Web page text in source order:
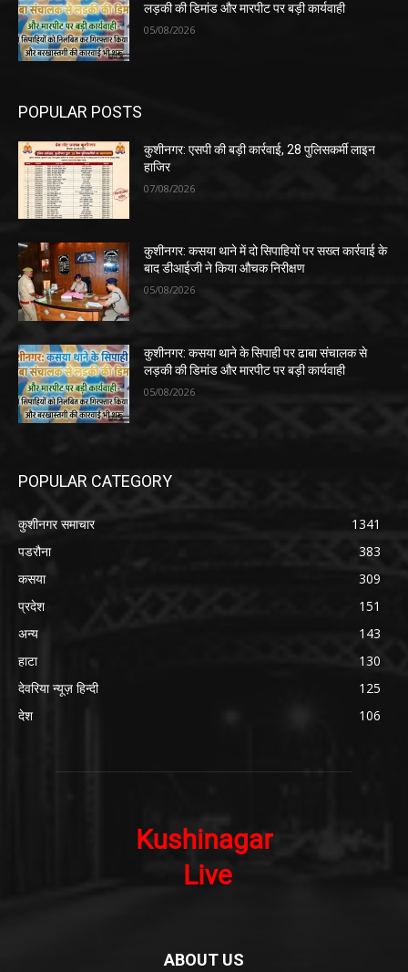
लड़की की डिमांड और मारपीट पर बड़ी कार्यवाही
05/08/2026
POPULAR POSTS
कुशीनगर: एसपी की बड़ी कार्रवाई, 28 पुलिसकर्मी लाइन
हाजिर
07/08/2026
कुशीनगर: कसया थाने में दो सिपाहियों पर सख्त कार्रवाई के
बाद डीआईजी ने किया औचक निरीक्षण
05/08/2026
कुशीनगर: कसया थाने के सिपाही पर ढाबा संचालक से
लड़की की डिमांड और मारपीट पर बड़ी कार्यवाही
05/08/2026
POPULAR CATEGORY
कुशीनगर समाचार
1341
पडरौना
383
कसया
309
प्रदेश
151
अन्य
143
हाटा
130
देवरिया न्यूज़ हिन्दी
125
देश
106
ABOUT US